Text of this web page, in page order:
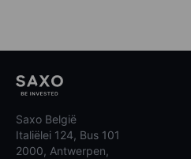
Saxo België
Italiëlei 124, Bus 101
2000, Antwerpen,